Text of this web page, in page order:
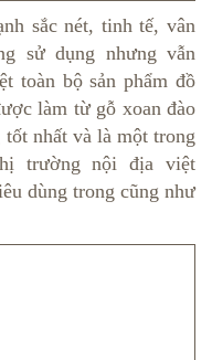
sắc nét, tinh tế, vân
sử dụng nhưng vẫn
toàn bộ sản phẩm đồ
làm từ gỗ xoan đào
tốt nhất và là một trong
trường nội địa việt
dùng trong cũng như